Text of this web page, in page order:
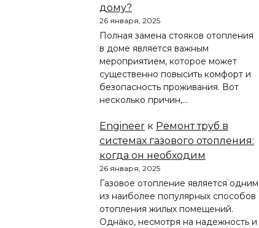
дому?
26 января, 2025
Полная замена стояков отопления
в доме является важным
мероприятием, которое может
существенно повысить комфорт и
безопасность проживания. Вот
несколько причин,…
Engineer к Ремонт труб в
системах газового отопления:
когда он необходим
26 января, 2025
Газовое отопление является одним
из наиболее популярных способов
отопления жилых помещений.
Однако, несмотря на надежность и